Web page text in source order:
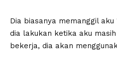
Dia biasanya memanggil aku
dia lakukan ketika aku
bekerja, dia akan